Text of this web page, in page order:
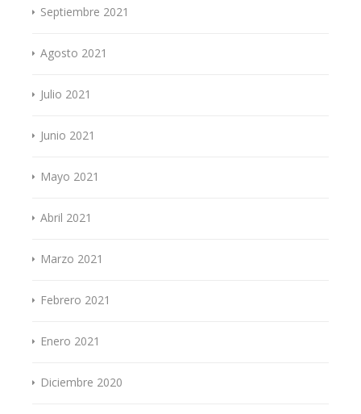
Septiembre 2021
Agosto 2021
Julio 2021
Junio 2021
Mayo 2021
Abril 2021
Marzo 2021
Febrero 2021
Enero 2021
Diciembre 2020